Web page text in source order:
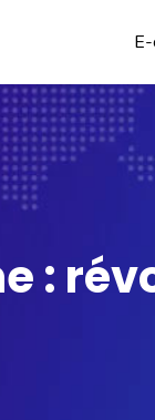
: